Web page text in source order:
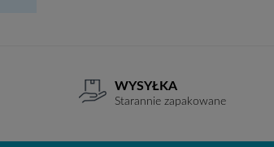
WYSYŁKA
Starannie zapakowane